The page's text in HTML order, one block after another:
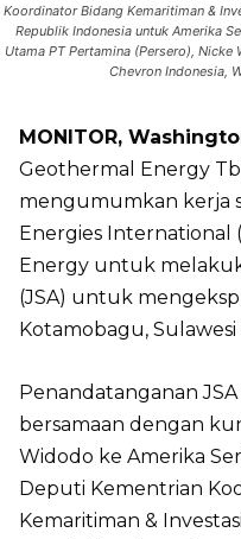
Koordinator Bidang Kemaritiman &
Republik Indonesia untuk Amerika
Utama PT Pertamina (Persero),
Chevron Indonesia,
MONITOR,
Geothermal Energy
mengumumkan kerja
Energies International
Energy untuk
(JSA) untuk
Kotamobagu, Sulawesi
Penandatanganan
bersamaan dengan
Widodo ke Amerika
Deputi Kementrian
Kemaritiman &